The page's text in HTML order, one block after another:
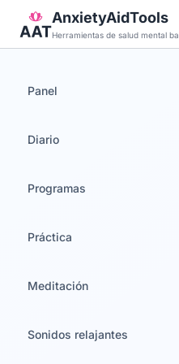
AnxietyAidTools
Herramientas de salud mental
Panel
Diario
Programas
Práctica
Meditación
Sonidos relajantes